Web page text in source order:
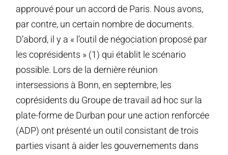
approuvé pour un accord de Paris. Nous avons,
par contre, un certain nombre de documents.
D’abord, il y a « l’outil de négociation proposé par
les coprésidents » (1) qui établit le scénario
possible. Lors de la dernière réunion
intersessions à Bonn, en septembre, les
coprésidents du Groupe de travail ad hoc sur la
plate-forme de Durban pour une action renforcée
(ADP) ont présenté un outil consistant de trois
parties visant à aider les gouvernements dans